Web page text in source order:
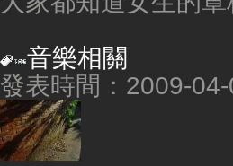
音樂相關
發表時間：2009-